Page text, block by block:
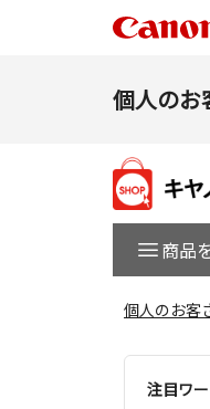
個人のお
商品
個人のお客
注目ワ